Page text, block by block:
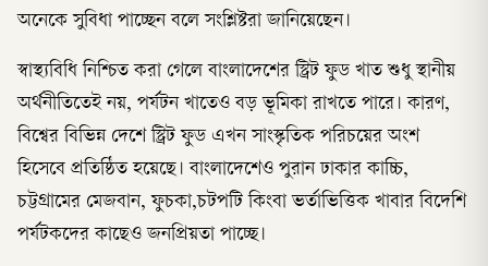
অনেকে সুবিধা পাচ্ছেন বলে সংশ্লিষ্টরা জানিয়েছেন।
স্বাস্থ্যবিধি নিশ্চিত করা গেলে বাংলাদেশের স্ট্রিট ফুড খাত শুধু স্থানীয়
অর্থনীতিতেই নয়, পর্যটন খাতেও বড় ভূমিকা রাখতে পারে। কারণ,
বিশ্বের বিভিন্ন দেশে স্ট্রিট ফুড এখন সাংস্কৃতিক পরিচয়ের অংশ
হিসেবে প্রতিষ্ঠিত হয়েছে। বাংলাদেশেও পুরান ঢাকার কাচ্চি,
চট্টগ্রামের মেজবান, ফুচকা,চটপটি কিংবা ভর্তাভিত্তিক খাবার বিদেশি
পর্যটকদের কাছেও জনপ্রিয়তা পাচ্ছে।